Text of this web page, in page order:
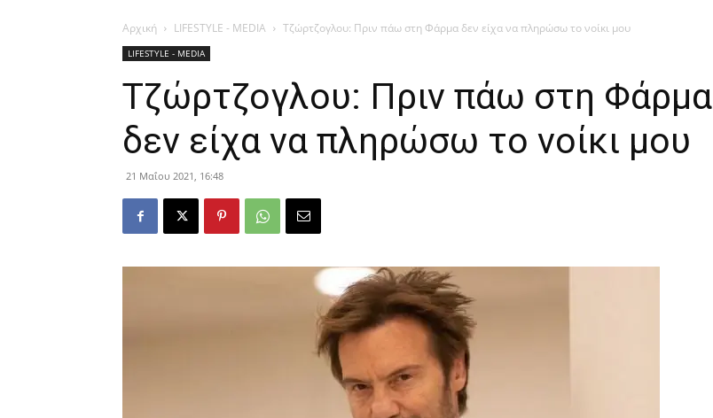
Αρχική LIFESTYLE - MEDIA Τζώρτζογλου: Πριν πάω στη Φάρμα δεν είχα να πληρώσω το νοίκι μου
LIFESTYLE - MEDIA
Τζώρτζογλου: Πριν πάω στη Φάρμα
δεν είχα να πληρώσω το νοίκι μου
21 Μαΐου 2021, 16:48